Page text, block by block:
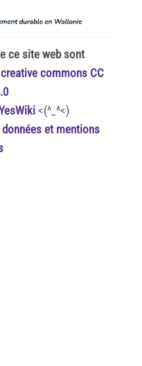
ce site web sont
commons CC
<(^_^<)
et mentions